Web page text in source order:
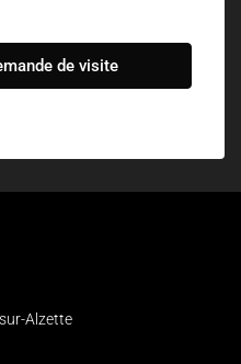
de visite
Alzette